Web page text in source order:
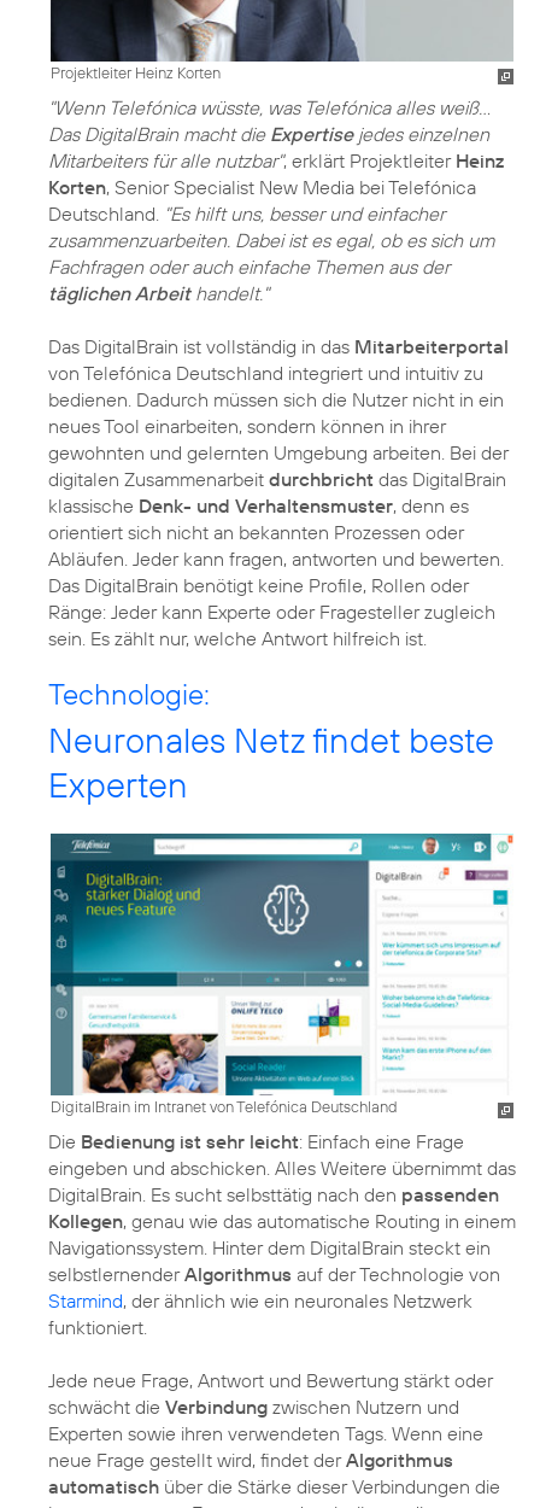
Projektleiter Heinz Korten
"Wenn Telefónica wüsste, was Telefónica alles weiß…
Das DigitalBrain macht die Expertise jedes einzelnen
Mitarbeiters für alle nutzbar", erklärt Projektleiter Heinz
Korten, Senior Specialist New Media bei Telefónica
Deutschland. "Es hilft uns, besser und einfacher
zusammenzuarbeiten. Dabei ist es egal, ob es sich um
Fachfragen oder auch einfache Themen aus der
täglichen Arbeithandelt."
Das DigitalBrain ist vollständig in das Mitarbeiterportal
von Telefónica Deutschland integriert und intuitiv zu
bedienen. Dadurch müssen sich die Nutzer nicht in ein
neues Tool einarbeiten, sondern können in ihrer
gewohnten und gelernten Umgebung arbeiten. Bei der
digitalen Zusammenarbeit durchbricht das DigitalBrain
klassische Denk- und Verhaltensmuster, denn es
orientiert sich nicht an bekannten Prozessen oder
Abläufen. Jeder kann fragen, antworten und bewerten.
Das DigitalBrain benötigt keine Profile, Rollen oder
Ränge: Jeder kann Experte oder Fragesteller zugleich
sein. Es zählt nur, welche Antwort hilfreich ist.
Technologie:
Neuronales Netz findet beste
Experten
DigitalBrain im Intranet von Telefónica Deutschland
Die Bedienung ist sehr leicht: Einfach eine Frage
eingeben und abschicken. Alles Weitere übernimmt das
DigitalBrain. Es sucht selbsttätig nach den passenden
Kollegen, genau wie das automatische Routing in einem
Navigationssystem. Hinter dem DigitalBrain steckt ein
selbstlernenderAlgorithmus auf der Technologie von
Starmind, der ähnlich wie ein neuronales Netzwerk
funktioniert.
Jede neue Frage, Antwort und Bewertung stärkt oder
schwächt die Verbindung zwischen Nutzern und
Experten sowie ihren verwendeten Tags. Wenn eine
neue Frage gestellt wird, findet derAlgorithmus
automatisch über die Stärke dieser Verbindungen die